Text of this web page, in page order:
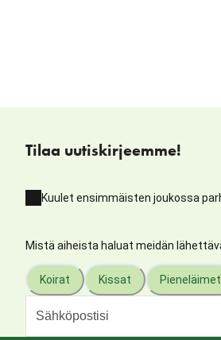
Tilaa uutiskirjeemme!
Kuulet ensimmäisten joukossa
Mistä aiheista haluat meidän
Koirat Kissat Pieneläimet